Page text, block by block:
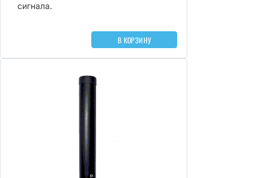
сигнала.
В КОРЗИНУ